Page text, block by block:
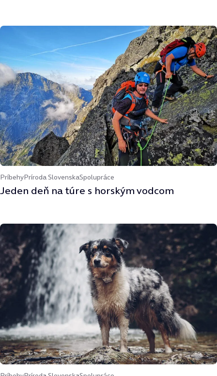
PríbehyPríroda SlovenskaSpolupráce
Jeden deň na túre s horským vodcom